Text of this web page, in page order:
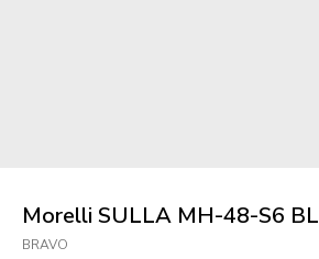
Morelli SULLA MH-48-S6 BL
BRAVO